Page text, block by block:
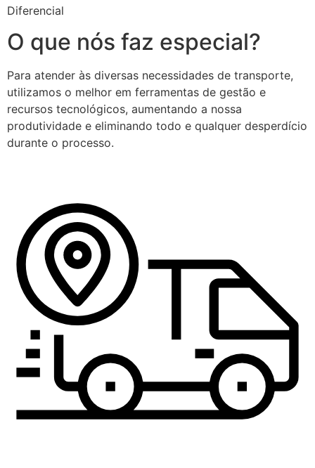
Diferencial
O que nós faz especial?
Para atender às diversas necessidades de transporte,
utilizamos o melhor em ferramentas de gestão e
recursos tecnológicos, aumentando a nossa
produtividade e eliminando todo e qualquer desperdício
durante o processo.